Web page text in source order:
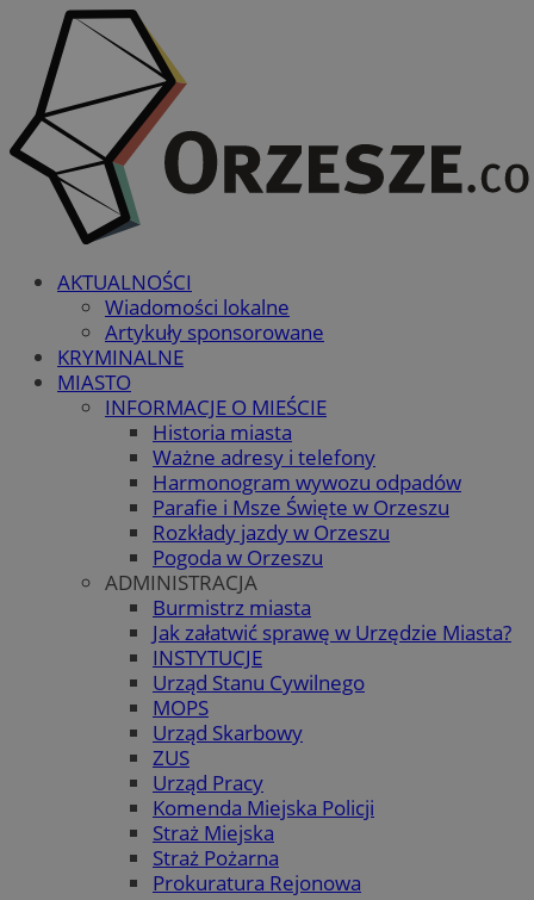
AKTUALNOŚCI
Wiadomości lokalne
Artykuły sponsorowane
KRYMINALNE
MIASTO
INFORMACJE O MIEŚCIE
Historia miasta
Ważne adresy i telefony
Harmonogram wywozu odpadów
Parafie i Msze Święte w Orzeszu
Rozkłady jazdy w Orzeszu
Pogoda w Orzeszu
ADMINISTRACJA
Burmistrz miasta
Jak załatwić sprawę w Urzędzie Miasta?
INSTYTUCJE
Urząd Stanu Cywilnego
MOPS
Urząd Skarbowy
ZUS
Urząd Pracy
Komenda Miejska Policji
Straż Miejska
Straż Pożarna
Prokuratura Rejonowa